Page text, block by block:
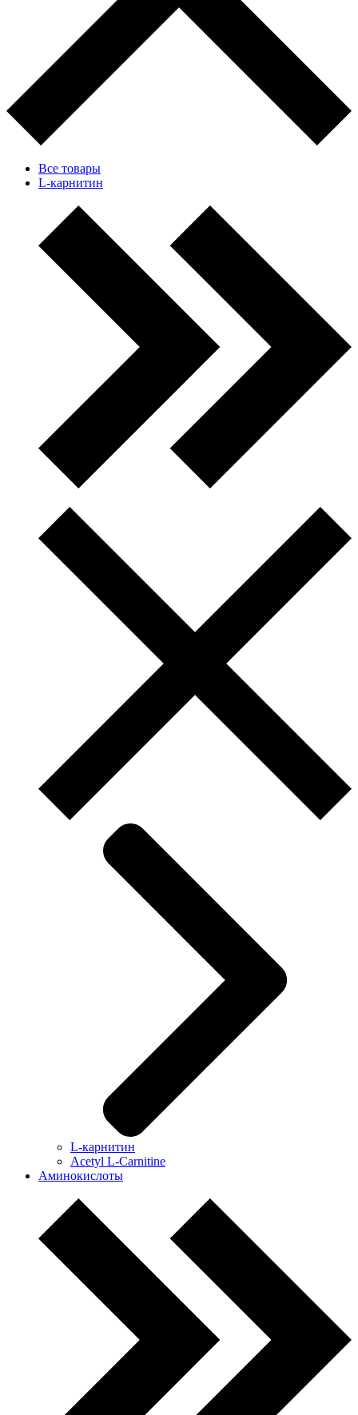
Все товары
L-карнитин
L-карнитин
Acetyl L-Carnitine
Аминокислоты